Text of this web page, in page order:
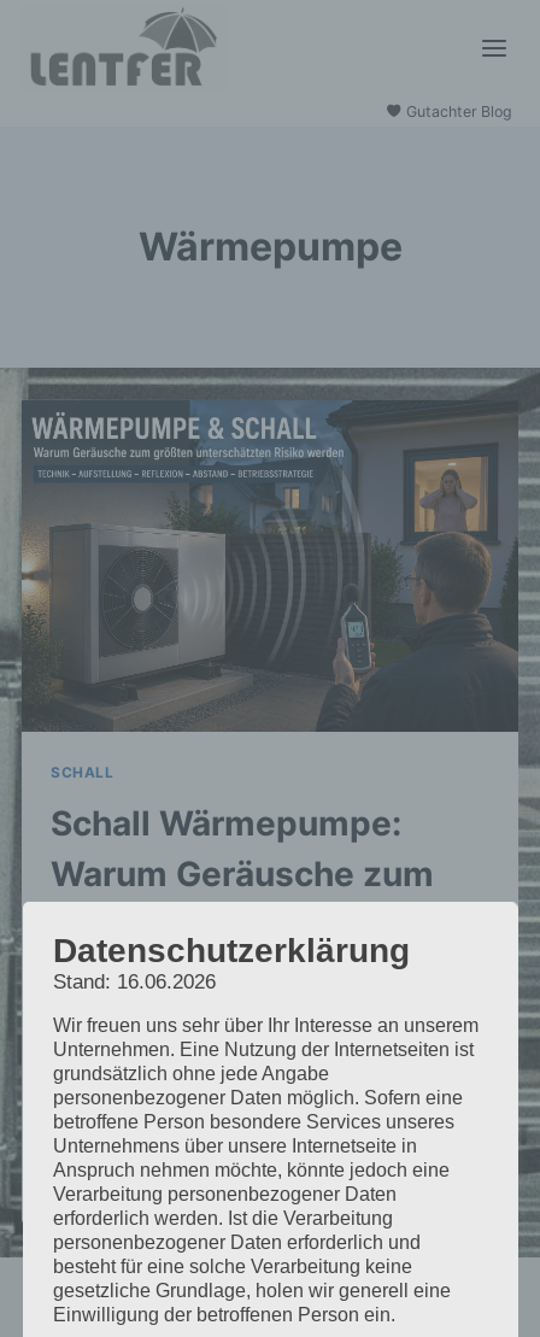
Inhalt
springen
Gutachter Blog
Wärmepumpe
SCHALL
Schall Wärmepumpe:
Warum Geräusche zum
Von Lentfer Mai 8, 2026
Schall bei Wärmepumpen wird zum
häufigsten Streitpunkt. Sachverständiger
erklärt Ursachen, Risiken und warum
Planung entscheidend ist.
WEITERLESENSCHALL
WÄRMEPUMPE:
WARUM
GERÄUSCHE
ZUM
GRÖSSTEN R
ISIKO W
GOOGLE MAPS
Datenschutzerklärung
Stand: 16.06.2026
Wir freuen uns sehr über Ihr Interesse an unserem
Unternehmen. Eine Nutzung der Internetseiten ist
grundsätzlich ohne jede Angabe
personenbezogener Daten möglich. Sofern eine
betroffene Person besondere Services unseres
Unternehmens über unsere Internetseite in
Anspruch nehmen möchte, könnte jedoch eine
Verarbeitung personenbezogener Daten
erforderlich werden. Ist die Verarbeitung
personenbezogener Daten erforderlich und
besteht für eine solche Verarbeitung keine
gesetzliche Grundlage, holen wir generell eine
Einwilligung der betroffenen Person ein.